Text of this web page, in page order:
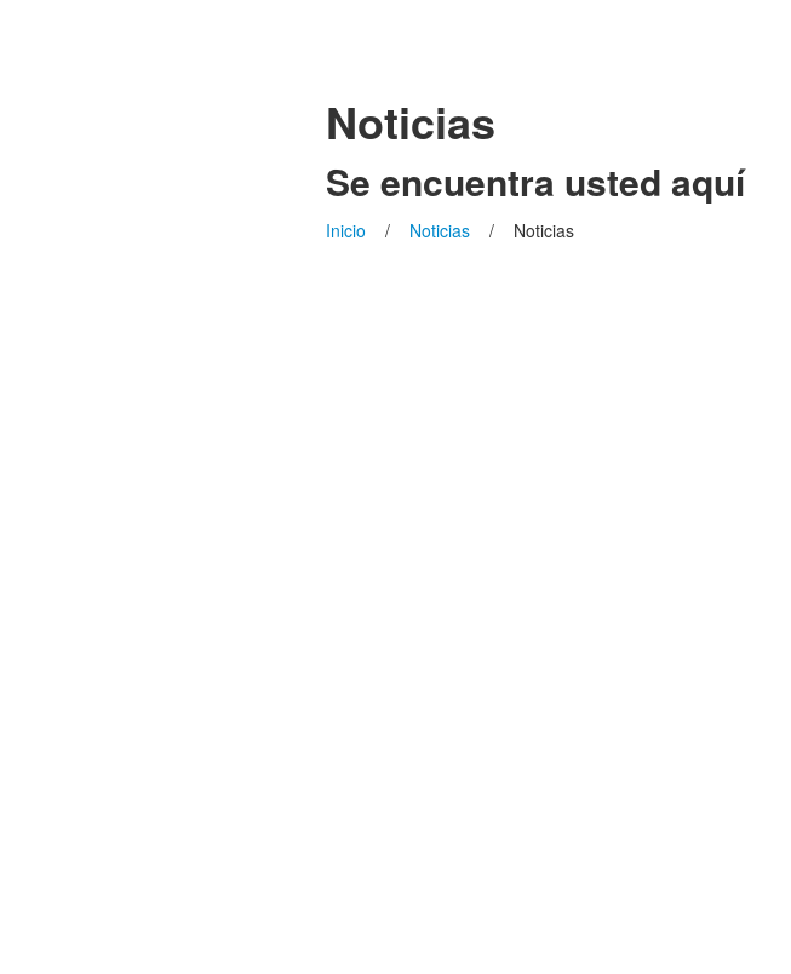
Noticias
Se encuentra usted aquí
Inicio / Noticias / Noticias